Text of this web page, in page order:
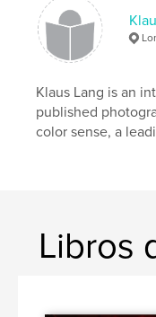
morocco rabat
camels dades tofra
Klaus Lang is an
published
color sense, a
Libros